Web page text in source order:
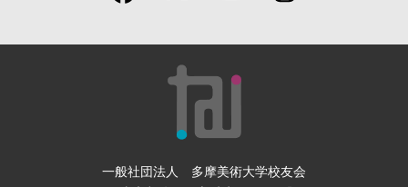
一般社団法人 多摩美術大学校友会